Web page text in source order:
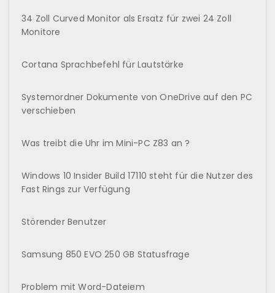
34 Zoll Curved Monitor als Ersatz für zwei 24 Zoll
Monitore
Cortana Sprachbefehl für Lautstärke
Systemordner Dokumente von OneDrive auf den PC
verschieben
Was treibt die Uhr im Mini-PC Z83 an ?
Windows 10 Insider Build 17110 steht für die Nutzer des
Fast Rings zur Verfügung
Störender Benutzer
Samsung 850 EVO 250 GB Statusfrage
Problem mit Word-Dateiem